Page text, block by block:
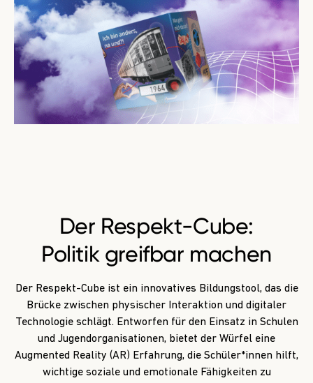
Der Respekt-Cube:
Politik greifbar machen
Der Respekt-Cube ist ein innovatives Bildungstool, das die
Brücke zwischen physischer Interaktion und digitaler
Technologie schlägt. Entworfen für den Einsatz in Schulen
und Jugendorganisationen, bietet der Würfel eine
Augmented Reality (AR) Erfahrung, die Schüler*innen hilft,
wichtige soziale und emotionale Fähigkeiten zu